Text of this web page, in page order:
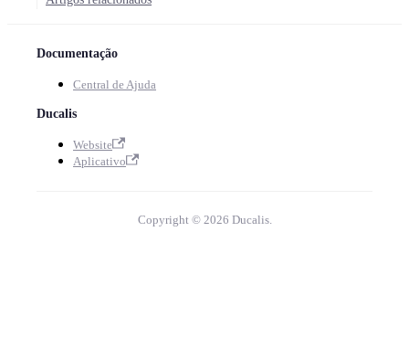
Documentação
Central de Ajuda
Ducalis
Website
Aplicativo
Copyright © 2026 Ducalis.